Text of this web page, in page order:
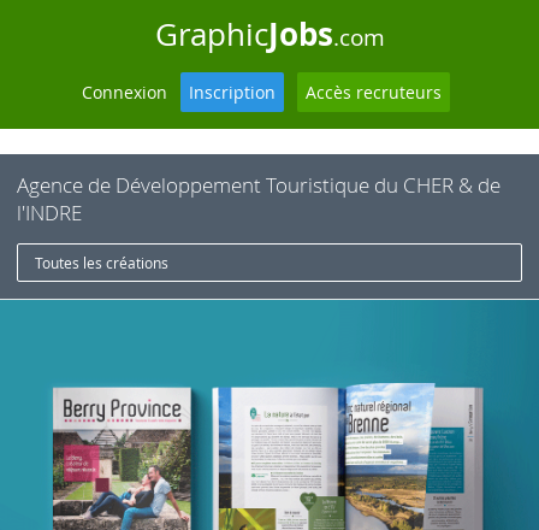
GraphicJobs.com
Connexion Inscription Accès recruteurs
Agence de Développement Touristique du CHER & de
l'INDRE
Toutes les créations